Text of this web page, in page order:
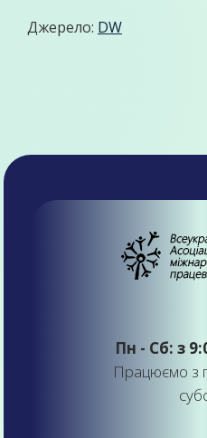
Джерело: DW
Пн - Сб: з
Працюємо з